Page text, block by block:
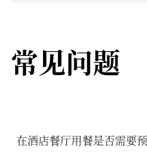
常见问题
在酒店餐厅用餐是否需要预